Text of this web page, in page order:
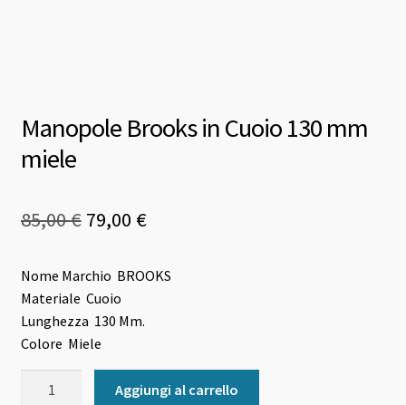
Manopole Brooks in Cuoio 130 mm
miele
85,00€ Il
originale
era:
85,00 €.
79,00 €Il
attuale
Nome Marchio BROOKS
Materiale Cuoio
Lunghezza 130 Mm.
Colore Miele
Aggiungi al carrello